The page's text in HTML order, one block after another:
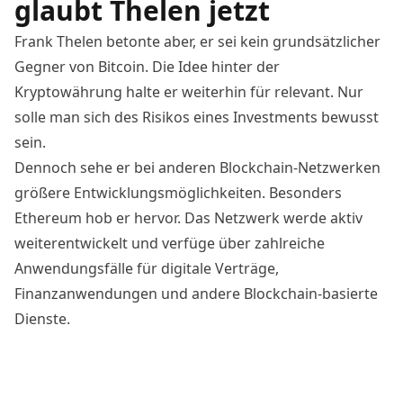
glaubt Thelen jetzt
Frank Thelen betonte aber, er sei kein grundsätzlicher
Gegner von Bitcoin. Die Idee hinter der
Kryptowährung halte er weiterhin für relevant. Nur
solle man sich des Risikos eines Investments bewusst
sein.
Dennoch sehe er bei anderen Blockchain-Netzwerken
größere Entwicklungsmöglichkeiten. Besonders
Ethereum hob er hervor. Das Netzwerk werde aktiv
weiterentwickelt und verfüge über zahlreiche
Anwendungsfälle für digitale Verträge,
Finanzanwendungen und andere Blockchain-basierte
Dienste.